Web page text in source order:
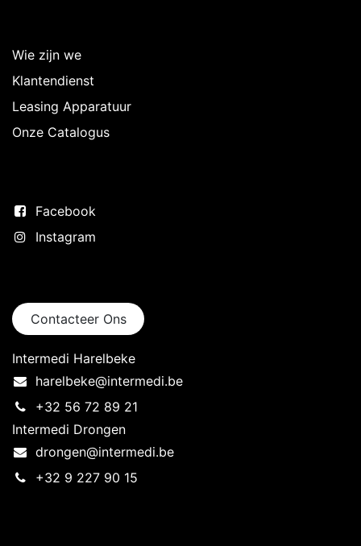
Wie zijn we
Klantendienst
Leasing Apparatuur
Onze Catalogus
Facebook
Instagram
Contacteer Ons
Intermedi Harelbeke
harelbeke@intermedi.be
+32 56 72 89 21
Intermedi Drongen
drongen@intermedi.be
+32 9 227 90 15